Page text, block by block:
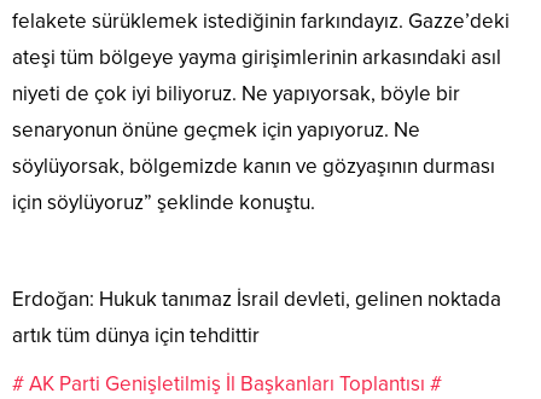
felakete sürüklemek istediğinin farkındayız. Gazze’deki
ateşi tüm bölgeye yayma girişimlerinin arkasındaki asıl
niyeti de çok iyi biliyoruz. Ne yapıyorsak, böyle bir
senaryonun önüne geçmek için yapıyoruz. Ne
söylüyorsak, bölgemizde kanın ve gözyaşının durması
için söylüyoruz” şeklinde konuştu.
Erdoğan: Hukuk tanımaz İsrail devleti, gelinen noktada
artık tüm dünya için tehdittir
# AK Parti Genişletilmiş İl Başkanları Toplantısı #